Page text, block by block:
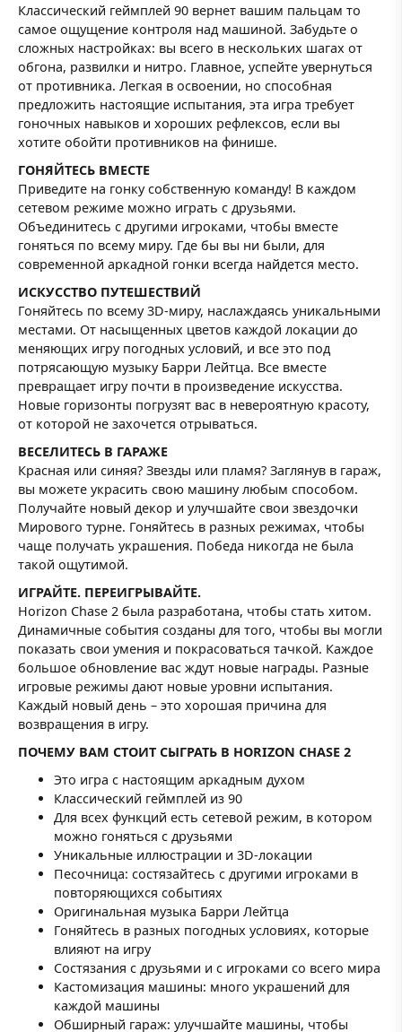
Классический геймплей 90 вернет вашим пальцам то
самое ощущение контроля над машиной. Забудьте о
сложных настройках: вы всего в нескольких шагах от
обгона, развилки и нитро. Главное, успейте увернуться
от противника. Легкая в освоении, но способная
предложить настоящие испытания, эта игра требует
гоночных навыков и хороших рефлексов, если вы
хотите обойти противников на финише.
ГОНЯЙТЕСЬ ВМЕСТЕ
Приведите на гонку собственную команду! В каждом
сетевом режиме можно играть с друзьями.
Объединитесь с другими игроками, чтобы вместе
гоняться по всему миру. Где бы вы ни были, для
современной аркадной гонки всегда найдется место.
ИСКУССТВО ПУТЕШЕСТВИЙ
Гоняйтесь по всему 3D-миру, наслаждаясь уникальными
местами. От насыщенных цветов каждой локации до
меняющих игру погодных условий, и все это под
потрясающую музыку Барри Лейтца. Все вместе
превращает игру почти в произведение искусства.
Новые горизонты погрузят вас в невероятную красоту,
от которой не захочется отрываться.
ВЕСЕЛИТЕСЬ В ГАРАЖЕ
Красная или синяя? Звезды или пламя? Заглянув в гараж,
вы можете украсить свою машину любым способом.
Получайте новый декор и улучшайте свои звездочки
Мирового турне. Гоняйтесь в разных режимах, чтобы
чаще получать украшения. Победа никогда не была
такой ощутимой.
ИГРАЙТЕ. ПЕРЕИГРЫВАЙТЕ.
Horizon Chase 2 была разработана, чтобы стать хитом.
Динамичные события созданы для того, чтобы вы могли
показать свои умения и покрасоваться тачкой. Каждое
большое обновление вас ждут новые награды. Разные
игровые режимы дают новые уровни испытания.
Каждый новый день – это хорошая причина для
возвращения в игру.
ПОЧЕМУ ВАМ СТОИТ СЫГРАТЬ В HORIZON CHASE 2
Это игра с настоящим аркадным духом
Классический геймплей из 90
Для всех функций есть сетевой режим, в котором
можно гоняться с друзьями
Уникальные иллюстрации и 3D-локации
Песочница: состязайтесь с другими игроками в
повторяющихся событиях
Оригинальная музыка Барри Лейтца
Гоняйтесь в разных погодных условиях, которые
влияют на игру
Состязания с друзьями и с игроками со всего мира
Кастомизация машины: много украшений для
каждой машины
Обширный гараж: улучшайте машины, чтобы